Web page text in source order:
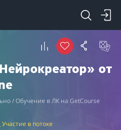
от
/ Обучение в ЛК на GetCourse
Участие в потоке